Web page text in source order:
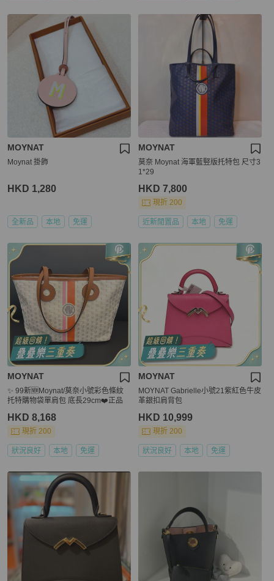
MOYNAT
Moynat 掛飾
HKD 1,280
全新品 本地 免運
MOYNAT
莫奈 Moynat 海軍藍竪版托特包 尺寸3
1*29
HKD 7,800
現折 200
近新閒置品 本地 免運
MOYNAT
✨ 99新🆕Moynat/莫奈小號彩色條紋
托特購物袋單肩包 底長29cm❤️正品
HKD 8,168
現折 200
狀況良好 本地 免運
MOYNAT
MOYNAT Gabrielle小號21紫紅色牛皮
革銀扣肩背包
HKD 10,999
現折 200
狀況良好 本地 免運